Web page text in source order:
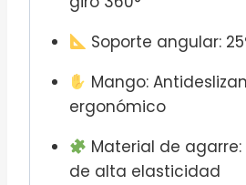
Soporte angular:
Mango:
ergonómico
Material de agarre:
de alta elasticidad